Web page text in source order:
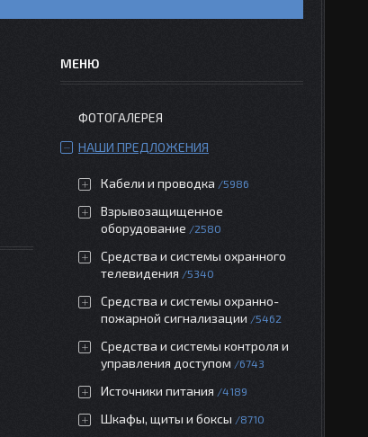
ФОТОГАЛЕРЕЯ
НАШИ ПРЕДЛОЖЕНИЯ
Кабели и проводка 5986
Взрывозащищенное
оборудование
2580
Средства и системы охранного
телевидения
5340
Средства и системы охранно-
пожарной сигнализации
5462
Средства и системы контроля и
управления доступом
6743
Источники питания 4189
Шкафы, щиты и боксы 8710